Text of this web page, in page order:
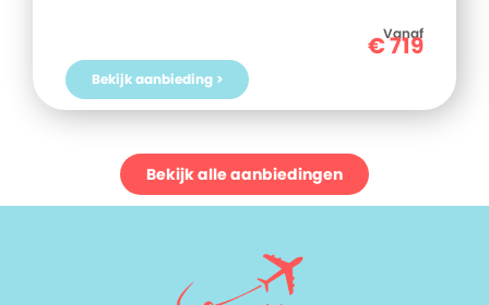
eenvoud en beschikt over een balkon of terras met zitje.
privézwembad.
In het hotel start je dag met een lekker ontbijt bereid met
je de omgeving verkennen? Beide kan natuurlijk ook. Wat je
ook kiest, dit wordt een heerlijke vakantie
Vanaf
€719
Bekijk aanbieding >
Bekijk alle aanbiedingen